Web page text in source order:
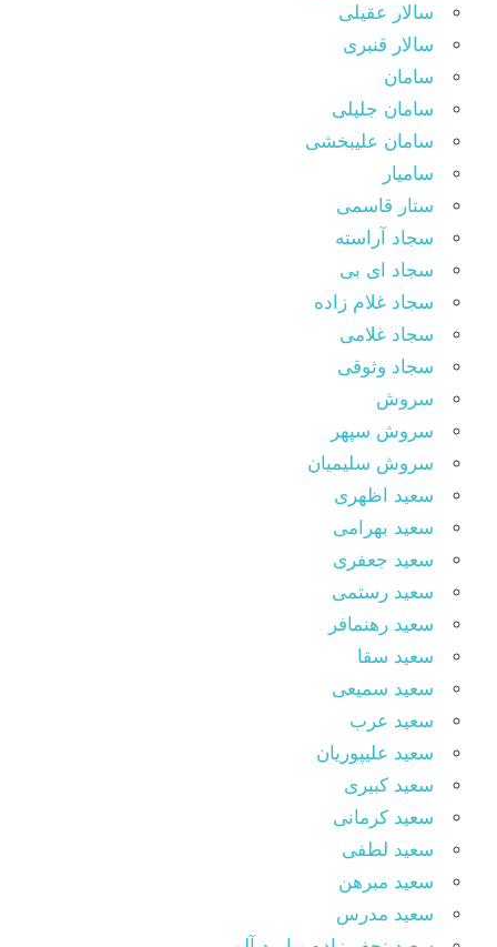
سالار عقیلی
سالار قنبری
سامان
سامان جلیلی
سامان علیبخشی
سامیار
ستار قاسمی
سجاد آراسته
سجاد ای بی
سجاد غلام زاده
سجاد غلامی
سجاد وثوقى
سروش
سروش سپهر
سروش سلیمیان
سعید اظهری
سعید بهرامی
سعید جعفری
سعید رستمی
سعید رهنمافر
سعید سقا
سعید سمیعی
سعید عرب
سعید علیپوریان
سعید کبیری
سعید کرمانی
سعید لطفی
سعید مبرهن
سعید مدرس